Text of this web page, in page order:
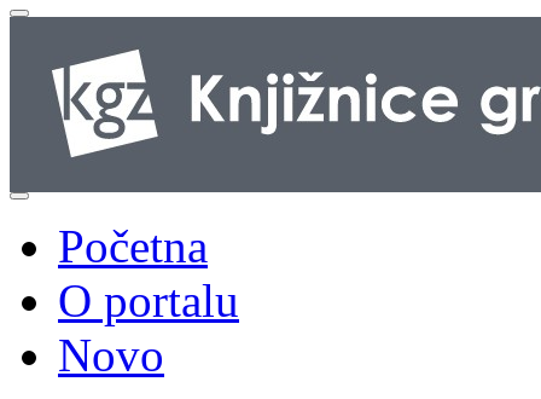
Početna
O portalu
Novo